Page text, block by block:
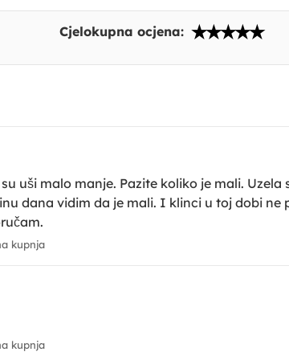
Cjelokupna ocjena:
uši malo manje. Pazite koliko je mali. Uzela
dana vidim da je mali. I klinci u toj dobi ne
kupnja
kupnja